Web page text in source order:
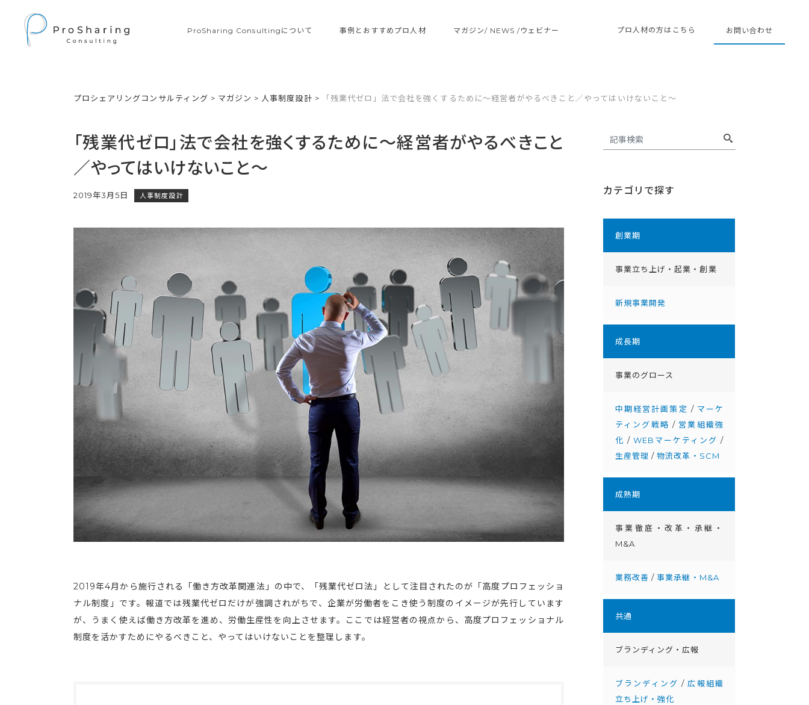
ProSharing Consultingについて 事例とおすすめプロ人材 マガジン/ NEWS /ウェビナー プロ人材の方はこちら お問い合わせ
プロシェアリングコンサルティング > マガジン > 人事制度設計 > 「残業代ゼロ」法で会社を強くするために～経営者がやるべきこと／やってはいけないこと～
「残業代ゼロ」法で会社を強くするために～経営者がやるべきこと
／やってはいけないこと～
2019年3月5日 人事制度設計
2019年4月から施行される「働き方改革関連法」の中で、「残業代ゼロ法」として注目されたのが「高度プロフェッショ
ナル制度」です。報道では残業代ゼロだけが強調されがちで、企業が労働者をこき使う制度のイメージが先行しています
が、うまく使えば働き方改革を進め、労働生産性を向上させます。ここでは経営者の視点から、高度プロフェッショナル
制度を活かすためにやるべきこと、やってはいけないことを整理します。
カテゴリで探す
創業期
事業立ち上げ・起業・創業
新規事業開発
成⻑期
事業のグロース
中期経営計画策定 / マーケ
ティング戦略 / 営業組織強
化 / WEBマーケティング /
生産管理 /物流改革・SCM
成熟期
事業徹底・改⾰・承継・
M&A
業務改善 /事業承継・M&A
共通
ブランディング・広報
ブランディング /広報組織
立ち上げ・強化